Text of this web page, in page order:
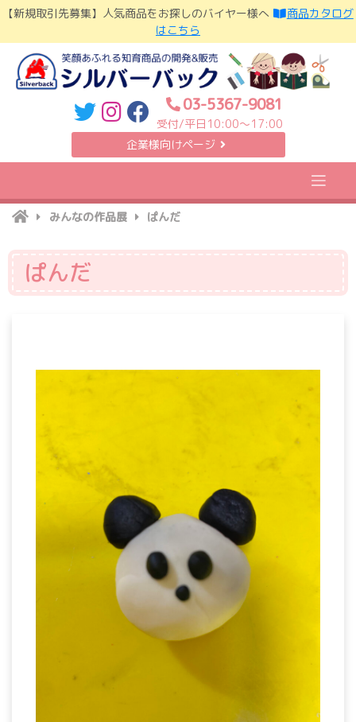
Skip
content
【新規取引先募集】人気商品をお探しのバイヤー様へ
商品カタログ
はこちら
03-5367-9081
受付/平日10:00〜17:00
企業様向けページ
みんなの作品展 ぱんだ
ぱんだ